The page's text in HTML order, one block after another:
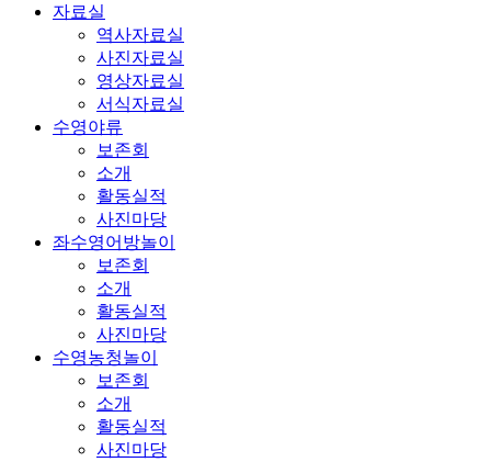
자료실
역사자료실
사진자료실
영상자료실
서식자료실
수영야류
보존회
소개
활동실적
사진마당
좌수영어방놀이
보존회
소개
활동실적
사진마당
수영농청놀이
보존회
소개
활동실적
사진마당